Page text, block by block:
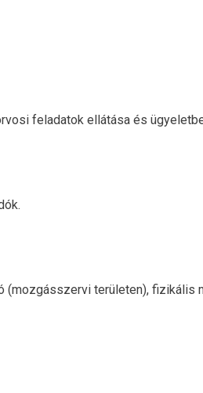
feladatok ellátása és
(mozgásszervi területen), fizikális